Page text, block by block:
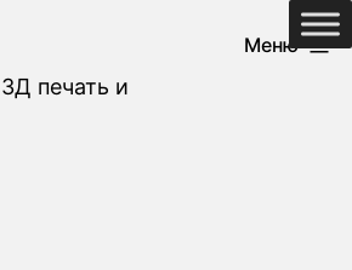
печать и
Меню